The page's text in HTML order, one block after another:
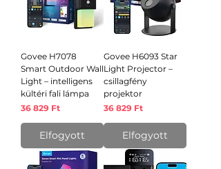
Govee H7078
Smart Outdoor Wall
Light – intelligens
kültéri fali lámpa
Ár
36 829 Ft
Elfogyott
Govee H6093 Star
Light Projector –
csillagfény
projektor
Ár
36 829 Ft
Elfogyott